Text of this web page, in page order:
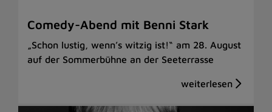
Comedy-Abend mit Benni Stark
„Schon lustig, wenn’s witzig ist!“ am 28. August
auf der Sommerbühne an der Seeterrasse